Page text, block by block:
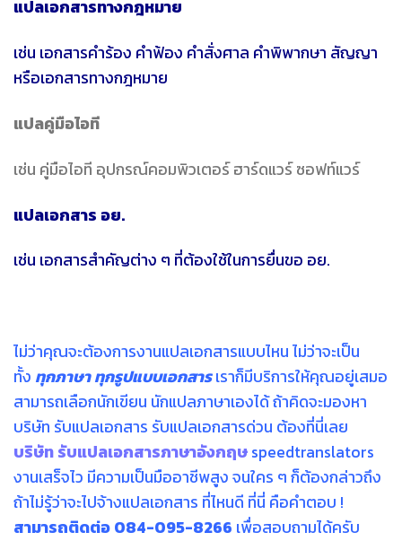
แปลเอกสารทางกฎหมาย
เช่น เอกสารคำร้อง คำฟ้อง คำสั่งศาล คำพิพากษา สัญญา
หรือเอกสารทางกฎหมาย
แปลคู่มือไอที
เช่น คู่มือไอที อุปกรณ์คอมพิวเตอร์ ฮาร์ดแวร์ ซอฟท์แวร์
แปลเอกสาร อย.
เช่น เอกสารสำคัญต่าง ๆ ที่ต้องใช้ในการยื่นขอ อย.
ไม่ว่าคุณจะต้องการงานแปลเอกสารแบบไหน ไม่ว่าจะเป็น
ทั้ง ทุกภาษา ทุกรูปแบบเอกสารเราก็มีบริการให้คุณอยู่เสมอ
สามารถเลือกนักเขียน นักแปลภาษาเองได้ ถ้าคิดจะมองหา
บริษัท รับแปลเอกสาร รับแปลเอกสารด่วน ต้องที่นี่เลย
บริษัท รับแปลเอกสารภาษาอังกฤษspeedtranslators
งานเสร็จไว มีความเป็นมืออาชีพสูง จนใคร ๆ ก็ต้องกล่าวถึง
ถ้าไม่รู้ว่าจะไปจ้างแปลเอกสาร ที่ไหนดี ที่นี่ คือคำตอบ !
สามารถติดต่อ 084-095-8266 เพื่อสอบถามได้ครับ